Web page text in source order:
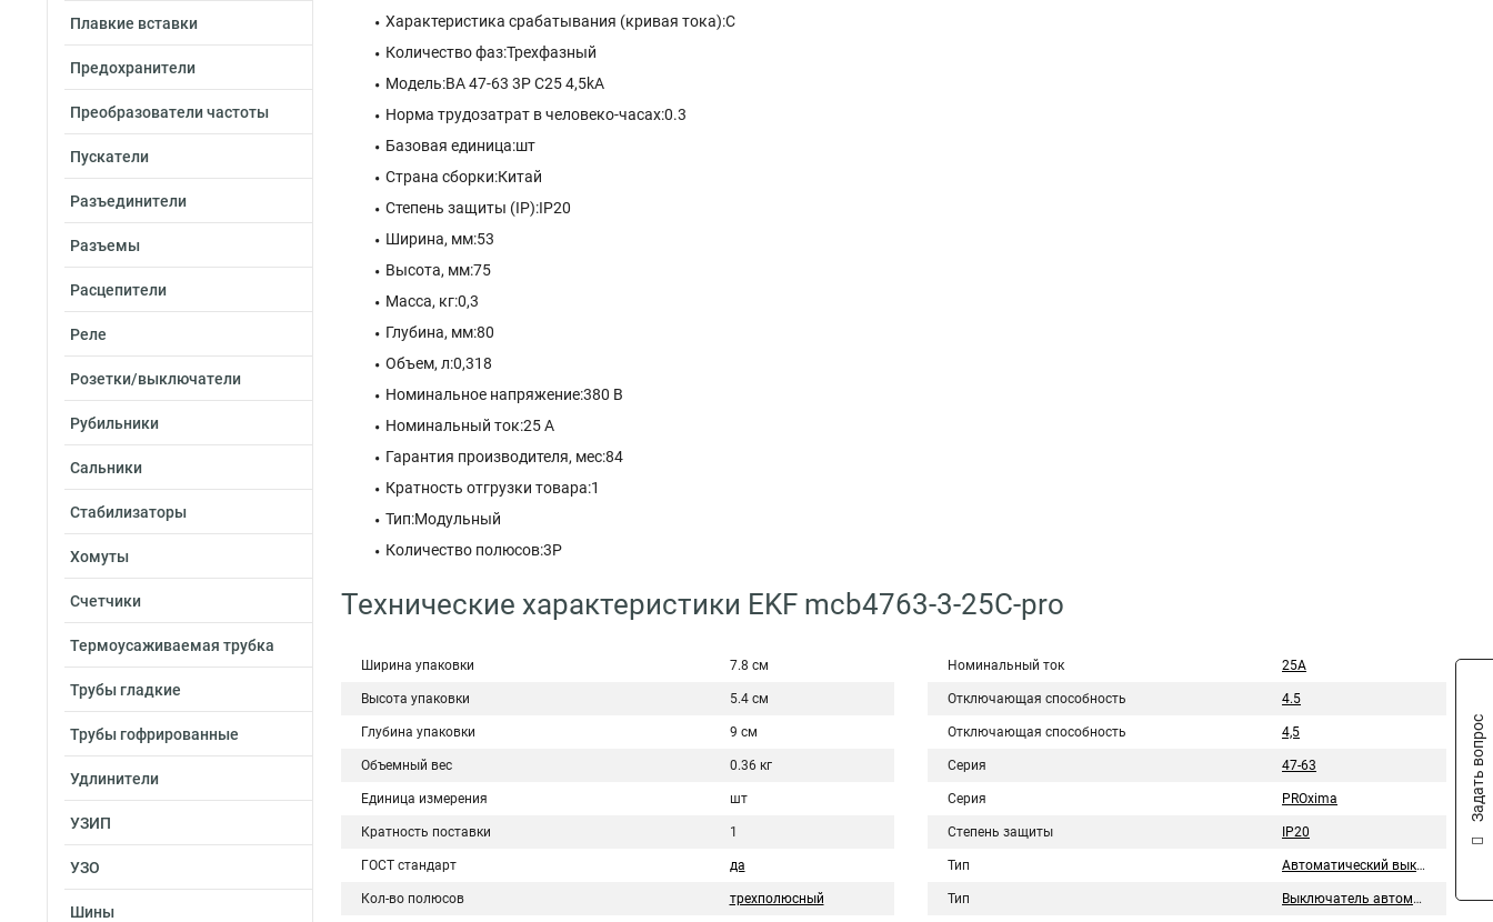
Плавкие вставки
Предохранители
Преобразователи частоты
Пускатели
Разъединители
Разъемы
Расцепители
Реле
Розетки/выключатели
Рубильники
Сальники
Стабилизаторы
Хомуты
Счетчики
Термоусаживаемая трубка
Трубы гладкие
Трубы гофрированные
Удлинители
УЗИП
УЗО
Шины
Характеристика срабатывания (кривая тока):C
Количество фаз:Трехфазный
Модель:ВА 47-63 3P C25 4,5kA
Норма трудозатрат в человеко-часах:0.3
Базовая единица:шт
Страна сборки:Китай
Степень защиты (IP):IP20
Ширина, мм:53
Высота, мм:75
Масса, кг:0,3
Глубина, мм:80
Объем, л:0,318
Номинальное напряжение:380 В
Номинальный ток:25 A
Гарантия производителя, мес:84
Кратность отгрузки товара:1
Тип:Модульный
Количество полюсов:3P
Технические характеристики EKF mcb4763-3-25C-pro
Ширина упаковки 7.8 см
Высота упаковки 5.4 см
Глубина упаковки 9 см
Объемный вес 0.36 кг
Единица измерения шт
Кратность поставки 1
ГОСТ стандарт да
Кол-во полюсов трехполюсный
Номинальный ток 25А
Отключающая способность 4.5
Отключающая способность 4,5
Серия 47-63
Серия PROxima
Степень защиты IP20
Тип Автоматический выключатель
Тип Выключатель автоматический
Задать вопрос